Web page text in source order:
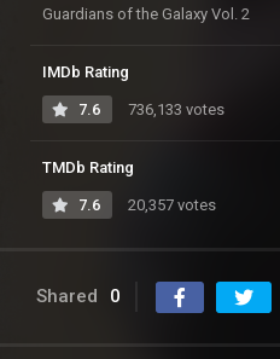
Guardians of the Galaxy Vol. 2
IMDb Rating
7.6 736,133 votes
TMDb Rating
7.6 20,357 votes
Shared 0